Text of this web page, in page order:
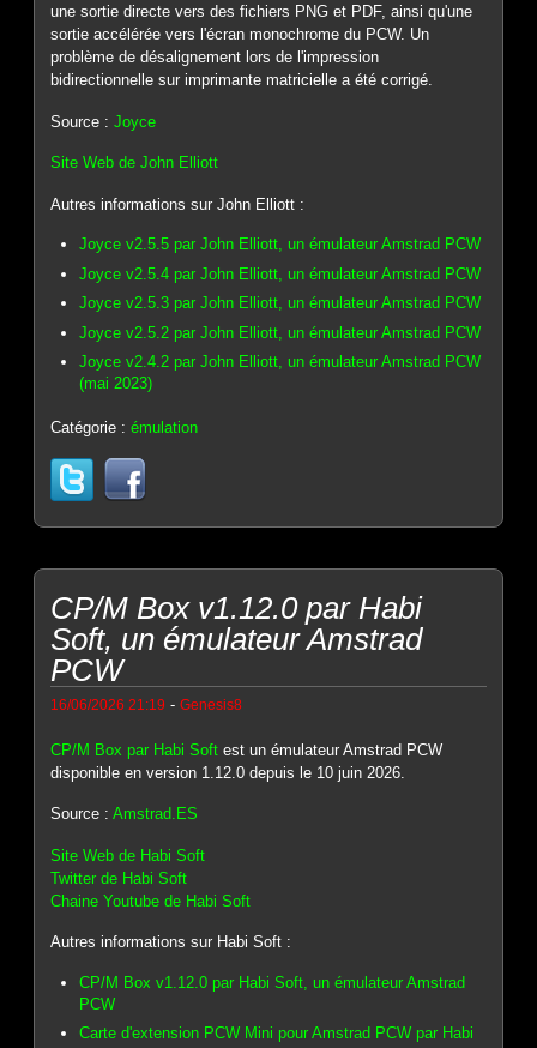
une sortie directe vers des fichiers PNG et PDF, ainsi qu'une
sortie accélérée vers l'écran monochrome du PCW. Un
problème de désalignement lors de l'impression
bidirectionnelle sur imprimante matricielle a été corrigé.
Source :Joyce
Site Web de John Elliott
Autres informations sur John Elliott :
Joyce v2.5.5 par John Elliott, un émulateur Amstrad PCW
Joyce v2.5.4 par John Elliott, un émulateur Amstrad PCW
Joyce v2.5.3 par John Elliott, un émulateur Amstrad PCW
Joyce v2.5.2 par John Elliott, un émulateur Amstrad PCW
Joyce v2.4.2 par John Elliott, un émulateur Amstrad PCW
(mai 2023)
Catégorie :émulation
CP/M Box v1.12.0 par Habi
Soft, un émulateur Amstrad
PCW
16/06/2026 21:19 -Genesis8
CP/M Box par Habi Soft est un émulateur Amstrad PCW
disponible en version 1.12.0 depuis le 10 juin 2026.
Source :Amstrad.ES
Site Web de Habi Soft
Twitter de Habi Soft
Chaine Youtube de Habi Soft
Autres informations sur Habi Soft :
CP/M Box v1.12.0 par Habi Soft, un émulateur Amstrad
PCW
Carte d'extension PCW Mini pour Amstrad PCW par Habi